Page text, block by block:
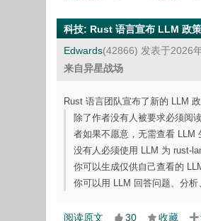
科技: Rust 语言宣布 LLM 政策
Edwards(42866) 发表于2026
来自异星战场
Rust 语言团队宣布了新的 LLM 政
除了作者没有人被要求必须阅
者如果不愿意，无需查看 LLM
没有人必须使用 LLM 为 rust-
你可以生成仅供自己查看的
你可以用 LLM 回答问题、分析
阅读原文 30 收藏